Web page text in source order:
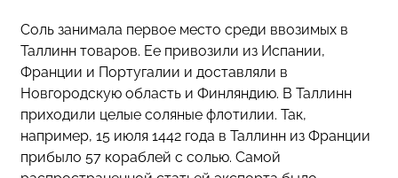
Соль занимала первое место среди ввозимых в
Таллинн товаров. Ее привозили из Испании,
Франции и Португалии и доставляли в
Новгородскую область и Финляндию. В Таллинн
приходили целые соляные флотилии. Так,
например, 15 июля 1442 года в Таллинн из Франции
прибыло 57 кораблей с солью. Самой